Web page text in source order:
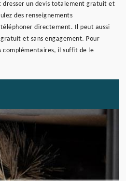
dresser un devis totalement gratuit et
des renseignements
directement. Il peut aussi
et sans engagement. Pour
complémentaires, il suffit de le